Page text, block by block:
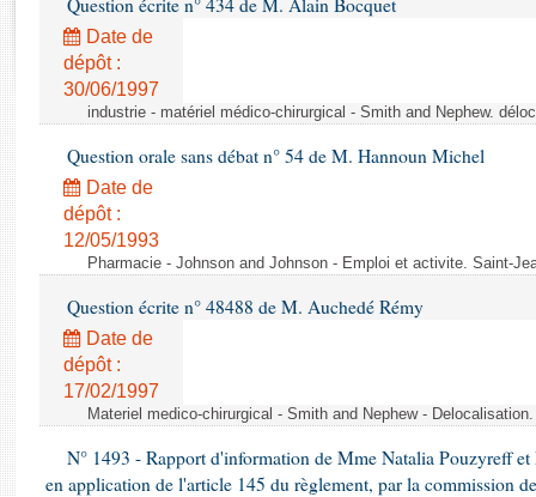
Rapports d'enquête
Rapports législatifs
Rapports sur l'application des lois
Baromètre de l’application des lois
Dossiers législatifs
Budget et sécurité sociale
Questions écrites et orales
Comptes rendus des débats
Question écrite n° 434 de M. Alain Bocquet
Date de
dépôt :
30/06/1997
industrie - matériel médico-chirurgical - Smith and Nephew.
Question orale sans débat n° 54 de M. Hannoun Michel
Date de
dépôt :
12/05/1993
Pharmacie - Johnson and Johnson - Emploi et activite. Saint-
Question écrite n° 48488 de M. Auchedé Rémy
Date de
dépôt :
17/02/1997
Materiel medico-chirurgical - Smith and Nephew -
N° 1493 - Rapport d'information de Mme Natalia Pouzyreff
en application de l'article 145 du règlement, par la commission